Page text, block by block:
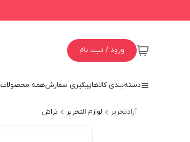
ورود / ثبت نام
دسته‌بندی کالاهاپیگیری سفارشهمه محصولات
آرادتحریر لوازم التحریر تراش